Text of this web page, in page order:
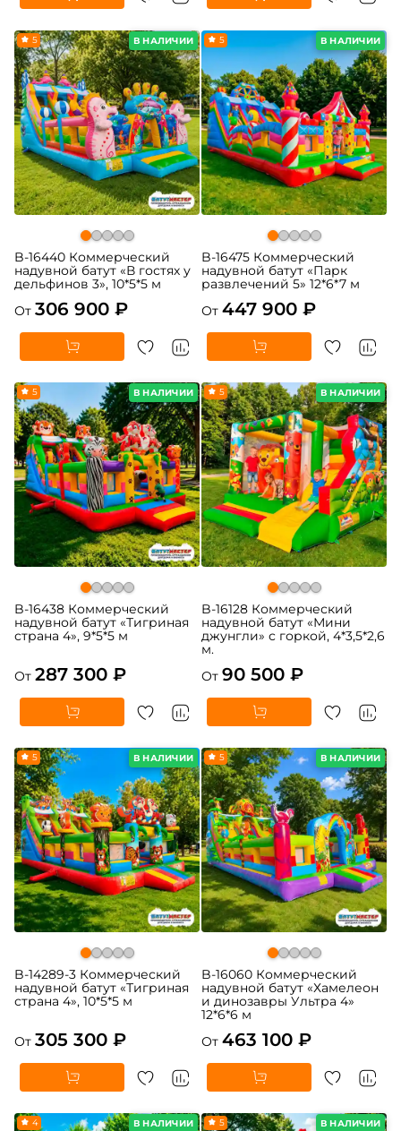
В НАЛИЧИИ
5
B-16440 Коммерческий
надувной батут «В гостях у
дельфинов 3», 10*5*5 м
От 306 900 ₽
В НАЛИЧИИ
5
B-16475 Коммерческий
надувной батут «Парк
развлечений 5» 12*6*7 м
От 447 900 ₽
В НАЛИЧИИ
5
B-16438 Коммерческий
надувной батут «Тигриная
страна 4», 9*5*5 м
От 287 300 ₽
В НАЛИЧИИ
5
B-16128 Коммерческий
надувной батут «Мини
джунгли» с горкой, 4*3,5*2,6
м.
От 90 500 ₽
В НАЛИЧИИ
5
B-14289-3 Коммерческий
надувной батут «Тигриная
страна 4», 10*5*5 м
От 305 300 ₽
В НАЛИЧИИ
5
B-16060 Коммерческий
надувной батут «Хамелеон
и динозавры Ультра 4»
12*6*6 м
От 463 100 ₽
В НАЛИЧИИ
4 В НАЛИЧИИ
5